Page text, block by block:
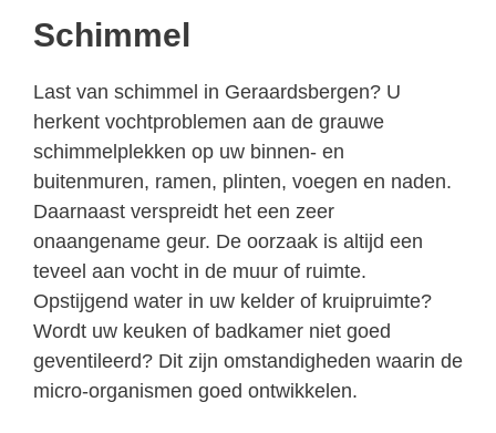
Schimmel
Last van schimmel in Geraardsbergen? U
herkent vochtproblemen aan de grauwe
schimmelplekken op uw binnen- en
buitenmuren, ramen, plinten, voegen en naden.
Daarnaast verspreidt het een zeer
onaangename geur. De oorzaak is altijd een
teveel aan vocht in de muur of ruimte.
Opstijgend water in uw kelder of kruipruimte?
Wordt uw keuken of badkamer niet goed
geventileerd? Dit zijn omstandigheden waarin de
micro-organismen goed ontwikkelen.